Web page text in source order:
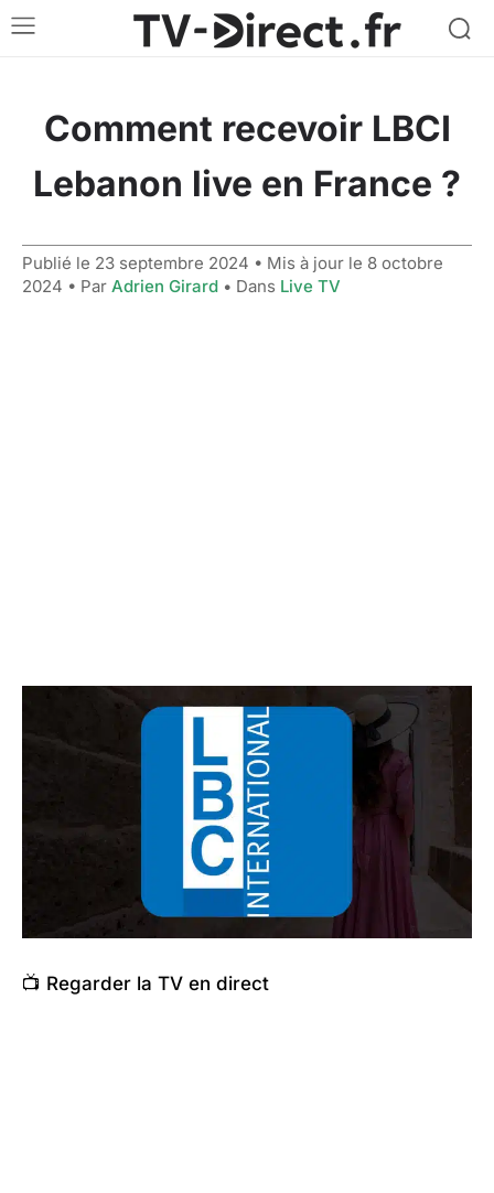
Comment recevoir LBCI
Lebanon live en France ?
Publié le 23 septembre 2024 • Mis à jour le 8 octobre
2024 • Par Adrien Girard • Dans Live TV
📺 Regarder la TV en direct